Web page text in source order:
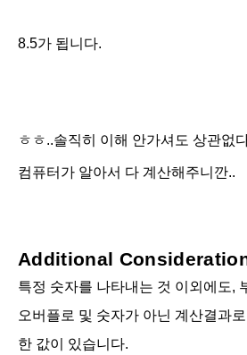
8.5가 됩니다.
ㅎㅎ..솔직히 이해 안가셔도 상관없
컴퓨터가 알아서 다 계산해주니깐..
Additional
특정 숫자를 나타내는 것 이외에도,
오버플로 및 숫자가 아닌 계산결과
한 값이 있습니다.